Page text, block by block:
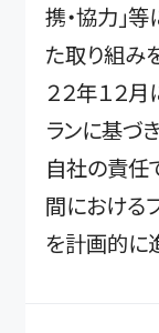
携・協力」
た取り組み
２２年１２
ランに基づ
自社の責任
間における
を計画的に